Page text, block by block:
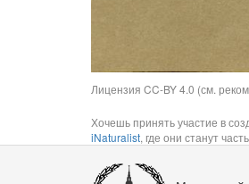
Лицензия CC-BY 4.0 (см.
Хочешь принять участие в
iNaturalist, где они станут